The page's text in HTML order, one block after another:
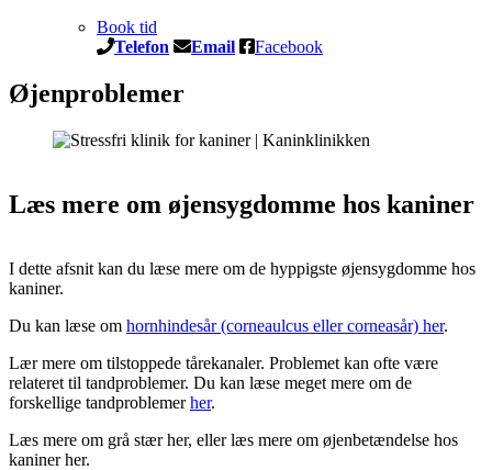
Book tid
Telefon Email Facebook
Øjenproblemer
Læs mere om øjensygdomme hos kaniner
I dette afsnit kan du læse mere om de hyppigste øjensygdomme hos
kaniner.
Du kan læse om hornhindesår (corneaulcus eller corneasår) her.
Lær mere om tilstoppede tårekanaler. Problemet kan ofte være
relateret til tandproblemer. Du kan læse meget mere om de
forskellige tandproblemerher.
Læs mere om grå stær her, eller læs mere om øjenbetændelse hos
kaniner her.